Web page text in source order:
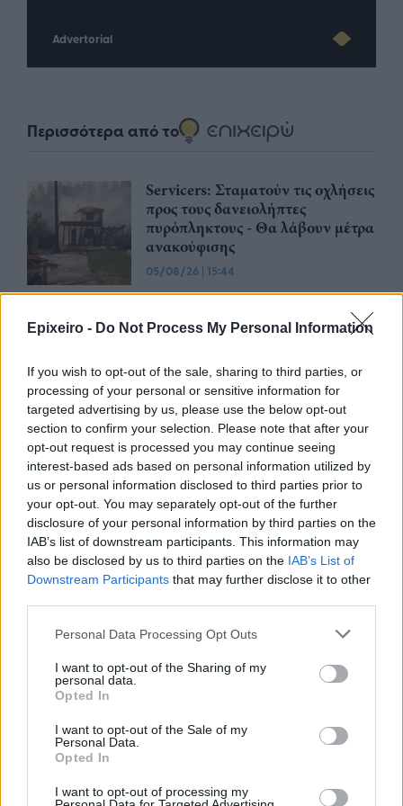
Epixeiro - Do Not Process My Personal Information
If you wish to opt-out of the sale, sharing to third parties, or
processing of your personal or sensitive information for
targeted advertising by us, please use the below opt-out
section to confirm your selection. Please note that after your
opt-out request is processed you may continue seeing
interest-based ads based on personal information utilized by
us or personal information disclosed to third parties prior to
your opt-out. You may separately opt-out of the further
disclosure of your personal information by third parties on the
IAB’s list of downstream participants. This information may
also be disclosed by us to third parties on the IAB’s List of
Downstream Participants that may further disclose it to other
Personal Data Processing Opt Outs
I want to opt-out of the Sharing of my
personal data.
Opted In
I want to opt-out of the Sale of my
Personal Data.
Opted In
I want to opt-out of processing my
Advertorial
Περισσότερα από το
Servicers: Σταματούν τις οχλήσεις
προς τους δανειολήπτες
πυρόπληκτους - Θα λάβουν μέτρα
ανακούφισης
05/08/26 | 15:44
ηλεκτρονική τιμολόγηση μέσω
Επιμελητήριο Αθήνας -
Λογιστικός Σύλλογος Αθηνών
04/08/26|15:57
Ένωση Ελληνικών Τραπεζών:
Οικονομική ενίσχυση και
διαγραφή χρεών στις οικογένειες
των θυμάτων από τις φωτιές
04/08/26|12:08
ΛΣΑ και ΒΕΑ ζητούν παράταση
για την υποχρεωτική ηλεκτρονική
03/08/26 15:12
Συνάντηση με τον γεν.
Γυαλιού πραγματοποίησαν